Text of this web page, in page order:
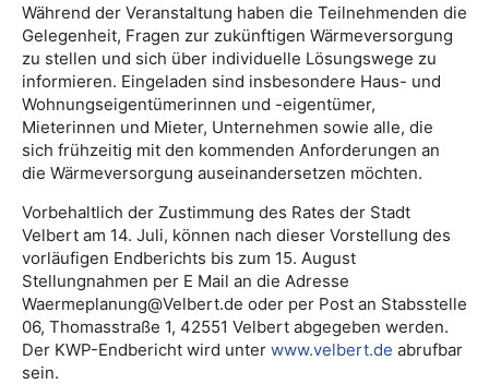
Während der Veranstaltung haben die Teilnehmenden die
Gelegenheit, Fragen zur zukünftigen Wärmeversorgung
zu stellen und sich über individuelle Lösungswege zu
informieren. Eingeladen sind insbesondere Haus- und
Wohnungseigentümerinnen und -eigentümer,
Mieterinnen und Mieter, Unternehmen sowie alle, die
sich frühzeitig mit den kommenden Anforderungen an
die Wärmeversorgung auseinandersetzen möchten.
Vorbehaltlich der Zustimmung des Rates der Stadt
Velbert am 14. Juli, können nach dieser Vorstellung des
vorläufigen Endberichts bis zum 15. August
Stellungnahmen per E Mail an die Adresse
Waermeplanung@Velbert.de oder per Post an Stabsstelle
06, Thomasstraße 1, 42551 Velbert abgegeben werden.
Der KWP-Endbericht wird unter www.velbert.de abrufbar
sein.